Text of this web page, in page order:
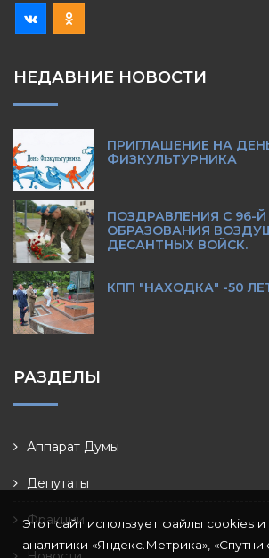
НЕДАВНИЕ НОВОСТИ
ПРИГЛАШЕНИЕ НА
ФИЗКУЛЬТУРНИКА
ПОЗДРАВЛЕНИЯ С 96-
ОБРАЗОВАНИЯ
ДЕСАНТНЫХ ВОЙСК.
КПП "НАХОДКА" -50
РАЗДЕЛЫ
Аппарат Думы
Депутаты
Фракции
Этот сайт использует файлы cookies
аналитики «Яндекс.Метрика»,